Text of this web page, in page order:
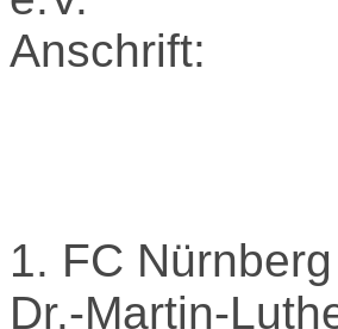
Anschrift:
1. FC Nürnberg
Dr.-Martin-